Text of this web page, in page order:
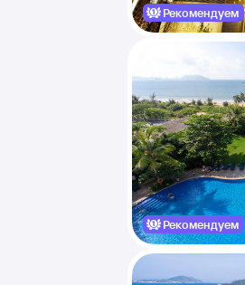
Рекомендуем
Рекомендуем